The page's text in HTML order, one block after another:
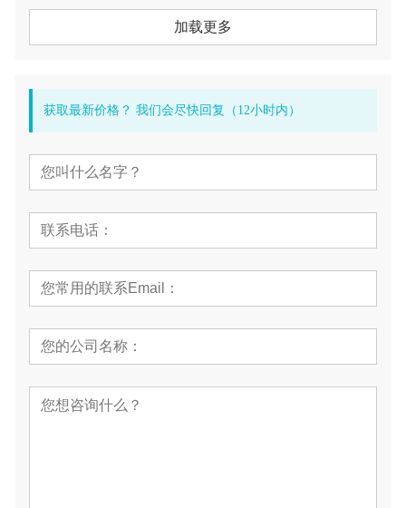
加载更多
获取最新价格？ 我们会尽快回复（12小时内）